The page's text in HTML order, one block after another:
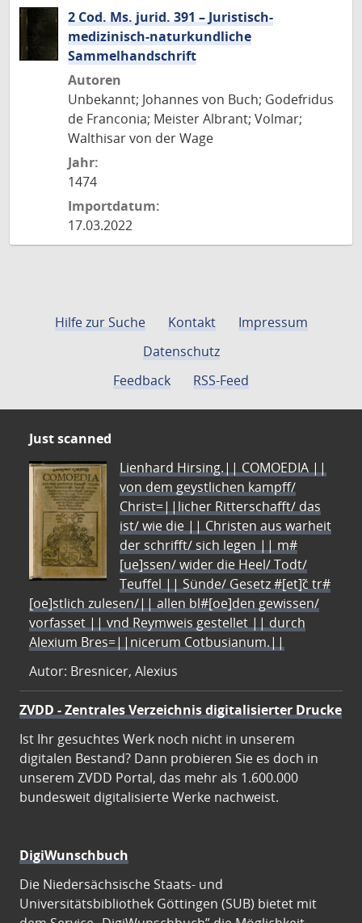
2 Cod. Ms. jurid. 391 – Juristisch-
medizinisch-naturkundliche
Sammelhandschrift
Autoren
Unbekannt; Johannes von Buch; Godefridus
de Franconia; Meister Albrant; Volmar;
Walthisar von der Wage
Jahr:
1474
Importdatum:
17.03.2022
Hilfe zur Suche Kontakt
Impressum
Datenschutz
Feedback
RSS-Feed
Just scanned
Lienhard Hirsing.|| COMOEDIA ||
von dem geystlichen kampff/
Christ=||licher Ritterschafft/ das
ist/ wie die || Christen aus warheit
der schrifft/ sich legen || m#
[ue]ssen/ wider die Heel/ Todt/
Teuffel || Sünde/ Gesetz #[et]c̃ tr#
[oe]stlich zulesen/|| allen bl#[oe]den gewissen/
vorfasset || vnd Reymweis gestellet || durch
Alexium Bres=||nicerum Cotbusianum.||
Autor: Bresnicer, Alexius
ZVDD - Zentrales Verzeichnis digitalisierter Drucke
Ist Ihr gesuchtes Werk noch nicht in unserem
digitalen Bestand? Dann probieren Sie es doch in
unserem ZVDD Portal, das mehr als 1.600.000
bundesweit digitalisierte Werke nachweist.
DigiWunschbuch
Die Niedersächsische Staats- und
Universitätsbibliothek Göttingen (SUB) bietet mit